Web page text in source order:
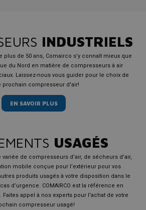
INDUSTRIELS
plus de 50 ans, Comairco s’y connaît mieux que
du Nord en matière de compresseurs à air
Laissez-nous vous guider pour le choix de
prochain compresseur d'air!
EN SAVOIR PLUS
USAGÉS
de compresseurs d’air, de sécheurs d’air,
mobile conçue pour l’extérieur pour vos
produits usagés à votre disposition dans le
d’urgence. COMAIRCO est la référence en
appel à nos experts pour l'achat de votre
compresseur usagé!